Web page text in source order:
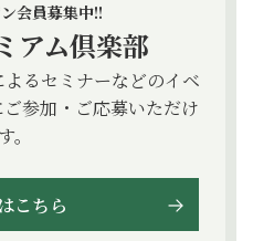
会員募集中!!
アム倶楽部
るセミナーなどのイベ
参加・ご応募いただけ
。
こちら